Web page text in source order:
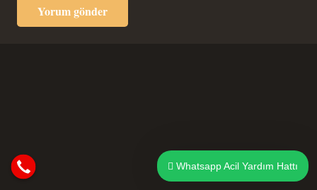
Yorum gönder
Whatsapp Acil Yardım Hattı